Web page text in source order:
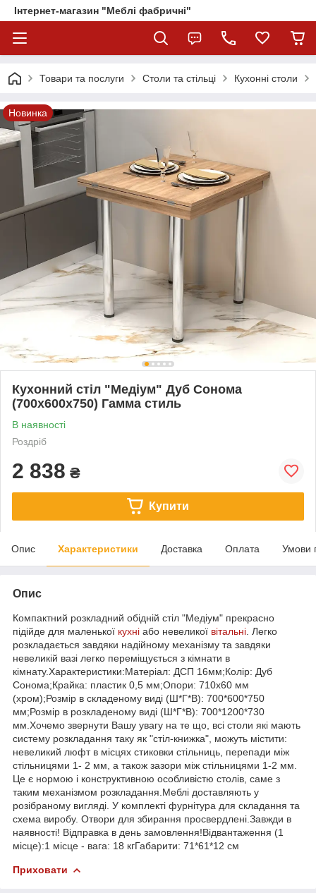
Інтернет-магазин "Меблі фабричні"
Товари та послуги Столи та стільці Кухонні столи
Новинка
Кухонний стіл "Медіум" Дуб Сонома
(700x600x750) Гамма стиль
В наявності
Роздріб
2 838 ₴
Купити
Опис Характеристики Доставка Оплата Умови
Опис
Компактний розкладний обідній стіл "Медіум" прекрасно
підійде для маленької кухні або невеликої вітальні . Легко
розкладається завдяки надійному механізму та завдяки
невеликій вазі легко переміщується з кімнати в
кімнату.Характеристики:Матеріал: ДСП 16мм;Колір: Дуб
Сонома;Крайка: пластик 0,5 мм;Опори: 710х60 мм
(хром);Розмір в складеному виді (Ш*Г*В): 700*600*750
мм;Розмір в розкладеному виді (Ш*Г*В): 700*1200*730
мм.Хочемо звернути Вашу увагу на те що, всі столи які мають
систему розкладання таку як "стіл-книжка", можуть містити:
невеликий люфт в місцях стиковки стільниць, перепади між
стільницями 1- 2 мм, а також зазори між стільницями 1-2 мм.
Це є нормою і конструктивною особливістю столів, саме з
таким механізмом розкладання.Меблі доставляють у
розібраному вигляді. У комплекті фурнітура для складання та
схема виробу. Отвори для збирання просвердлені.Завжди в
наявності! Відправка в день замовлення!Відвантаження (1
місце):1 місце - вага: 18 кгГабарити: 71*61*12 см
Приховати